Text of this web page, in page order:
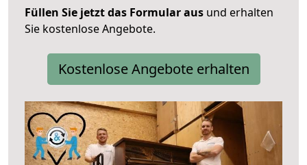
Füllen Sie jetzt das Formular aus und erhalten
Sie kostenlose Angebote.
Kostenlose Angebote erhalten